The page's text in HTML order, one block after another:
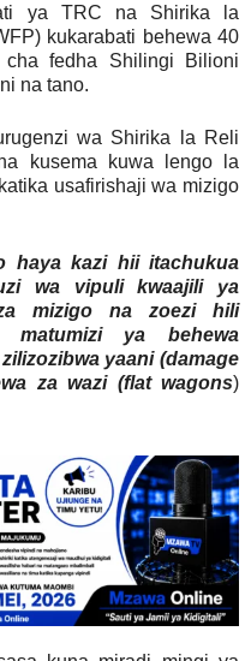
ya TRC na Shirika la
kukarabati behewa 40
fedha Shilingi Bilioni
na tano.
wa Shirika la Reli
kusema kuwa lengo la
usafirishaji wa mizigo
haya kazi hii itachukua
wa vipuli kwaajili ya
mizigo na zoezi hili
matumizi ya behewa
yaani (damage
za wazi (flat wagons)